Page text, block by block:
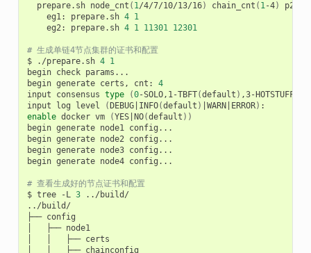
prepare.sh node_cnt ( 1/4/7/10/13/16) chain_cnt ( 1-4)
eg1:
prepare.sh 4 1
eg2:
prepare.sh 4 1 11301 12301
# 生成单链4节点集群的证书和配置
$
./prepare.sh 4 1
begin check params...
begin generate certs, cnt:
4
input
consensus type (0-SOLO,1-TBFT(default ) ,3-HOTSTUFF,4-
input
log level (DEBUG| INFO(default ) WARN| ERROR)
enable docker vm (YES| NO(default ))
begin generate node1 config...
begin generate node2 config...
begin generate node3 config...
begin generate node4 config...
# 查看生成好的节点证书和配置
$ tree -L 3
../build/
../build/
├── config
├── node1
├── certs
├── chainconfig